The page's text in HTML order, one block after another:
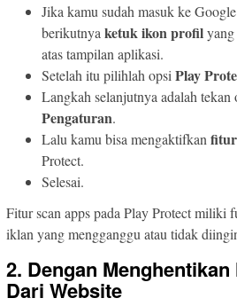
Jika kamu sudah masuk ke
berikutnya ketuk ikon profil
atas tampilan aplikasi.
Setelah itu pilihlah opsi Play
Langkah selanjutnya adalah tekan
Pengaturan.
Lalu kamu bisa mengaktifkan
Protect.
Selesai.
Fitur scan apps pada Play Protect miliki
iklan yang mengganggu atau tidak
2. Dengan
Dari Website